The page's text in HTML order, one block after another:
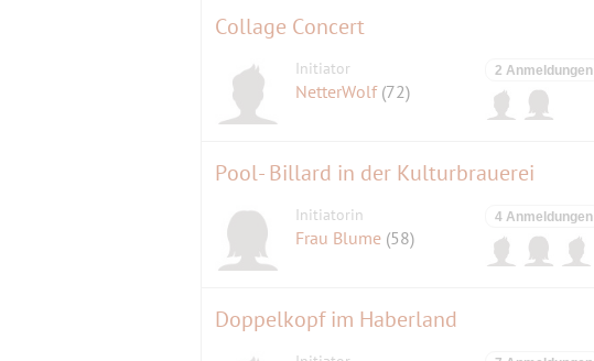
Collage Concert
Initiator
NetterWolf (72)
2 Anmeldungen
Pool- Billard in der Kulturbrauerei
Initiatorin
Frau Blume (58)
4 Anmeldungen
Doppelkopf im Haberland